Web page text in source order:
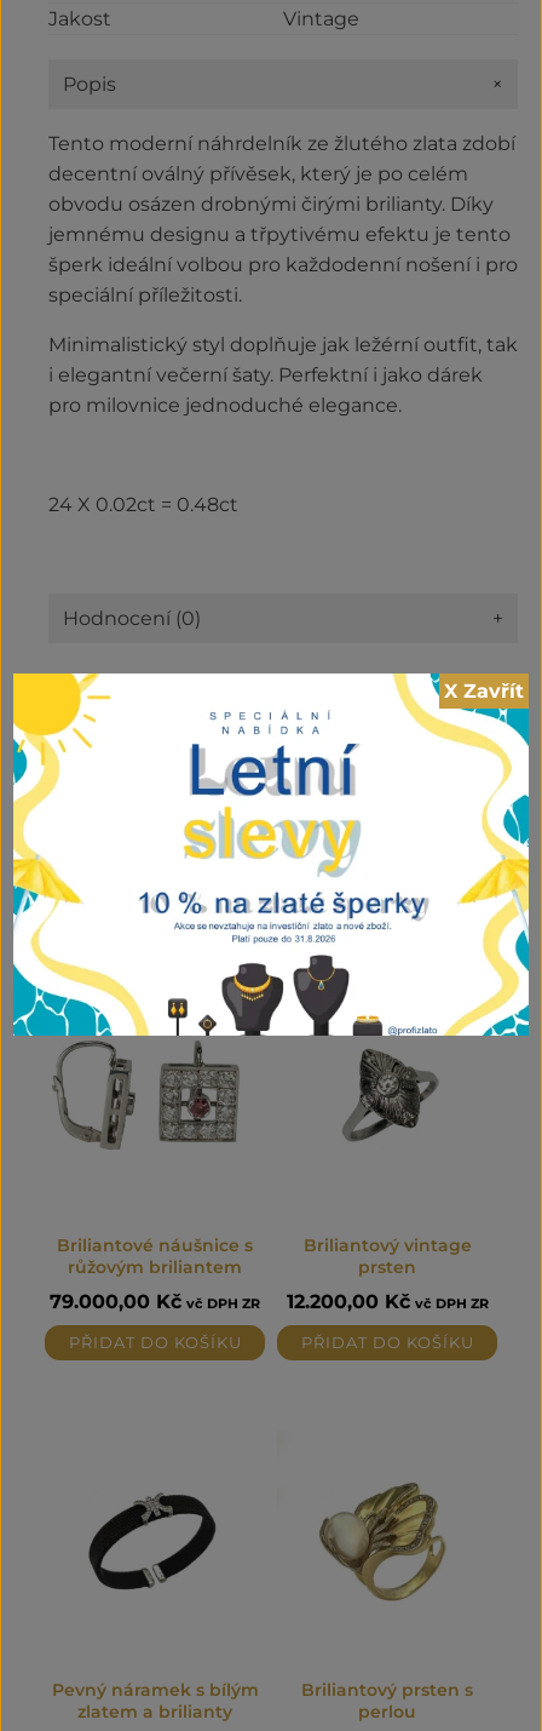
Jakost
Vintage
Popis +
Tento moderní náhrdelník ze žlutého zlata zdobí
decentní oválný přívěsek, který je po celém
obvodu osázen drobnými čirými brilianty. Díky
jemnému designu a třpytivému efektu je tento
šperk ideální volbou pro každodenní nošení i pro
speciální příležitosti.
Minimalistický styl doplňuje jak ležérní outfit, tak
i elegantní večerní šaty. Perfektní i jako dárek
pro milovnice jednoduché elegance.
24 X 0.02ct = 0.48ct
Hodnocení (0) +
Kategorie: Briliantové zboží
21.500,00 vč DPH ZR
PŘIDAT DO KOŠÍKU
Související produkty
Briliantové náušnice s
růžovým briliantem
79.000,00 Kč vč DPH ZR
PŘIDAT DO KOŠÍKU
Briliantový vintage
prsten
12.200,00 Kč vč DPH ZR
PŘIDAT DO KOŠÍKU
Pevný náramek s bílým
zlatem a brilianty
Briliantový prsten s
perlou
X Zavřít